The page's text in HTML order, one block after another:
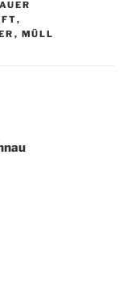
,
, MÜLL